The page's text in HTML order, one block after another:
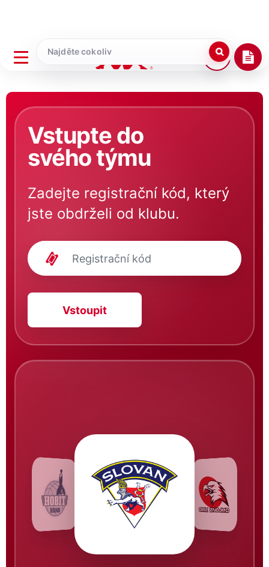
Vstupte do
svého týmu
Zadejte registrační kód, který
jste obdrželi od klubu.
Vstoupit